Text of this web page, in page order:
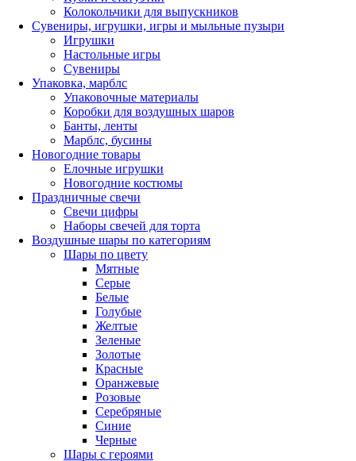
Колокольчики для выпускников
Сувениры, игрушки, игры и мыльные пузыри
Игрушки
Настольные игры
Сувениры
Упаковка, марблс
Упаковочные материалы
Коробки для воздушных шаров
Банты, ленты
Марблс, бусины
Новогодние товары
Елочные игрушки
Новогодние костюмы
Праздничные свечи
Свечи цифры
Наборы свечей для торта
Воздушные шары по категориям
Шары по цвету
Мятные
Серые
Белые
Голубые
Желтые
Зеленые
Золотые
Красные
Оранжевые
Розовые
Серебряные
Синие
Черные
Шары с героями